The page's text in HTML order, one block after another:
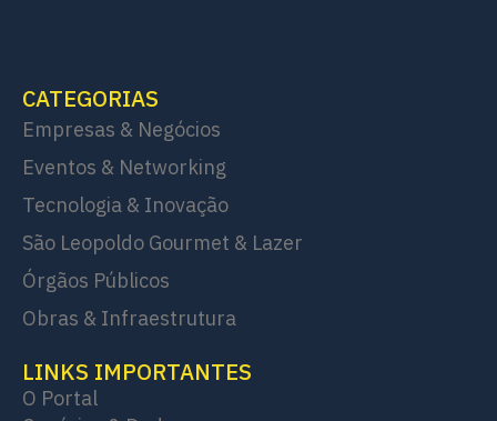
CATEGORIAS
Empresas & Negócios
Eventos & Networking
Tecnologia & Inovação
São Leopoldo Gourmet & Lazer
Órgãos Públicos
Obras & Infraestrutura
LINKS IMPORTANTES
O Portal